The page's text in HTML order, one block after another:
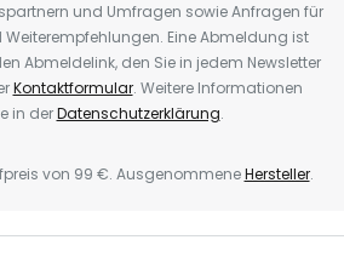
und Umfragen sowie Anfragen für
Eine Abmeldung ist
Abmeldelink, den Sie in jedem Newsletter
Kontaktformular. Weitere Informationen
in derDatenschutzerklärung.
von 99 €. AusgenommeneHersteller.